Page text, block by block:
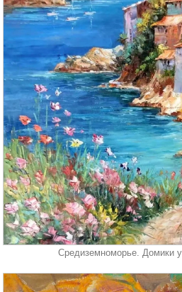
Средиземноморье. Домики у